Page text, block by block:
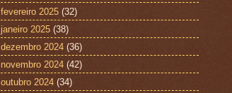
fevereiro 2025 (32)
janeiro 2025 (38)
dezembro 2024 (36)
novembro 2024 (42)
outubro 2024 (34)